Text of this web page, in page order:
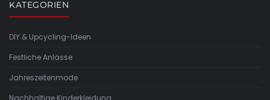
KATEGORIEN
DIY & Upcycling-Ideen
Festliche Anlässe
Jahreszeitenmode
Nachhaltige Kinderkleidung